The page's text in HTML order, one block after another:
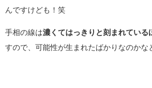
んですけども！笑
手相の線は濃くてはっきりと刻まれている
すので、可能性が生まれたばかりなのかな